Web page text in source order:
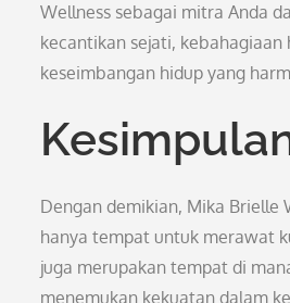
Wellness sebagai mitra Anda
kecantikan sejati, kebahagiaan
keseimbangan hidup yang
Dengan demikian, Mika Brielle
hanya tempat untuk merawat
juga merupakan tempat di
menemukan kekuatan dalam